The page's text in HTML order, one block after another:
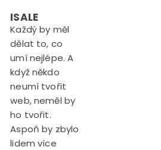
content
ISALE
Každý by měl
dělat to, co
umí nejlépe. A
když někdo
neumí tvořit
web, neměl by
ho tvořit.
Aspoň by zbylo
lidem více